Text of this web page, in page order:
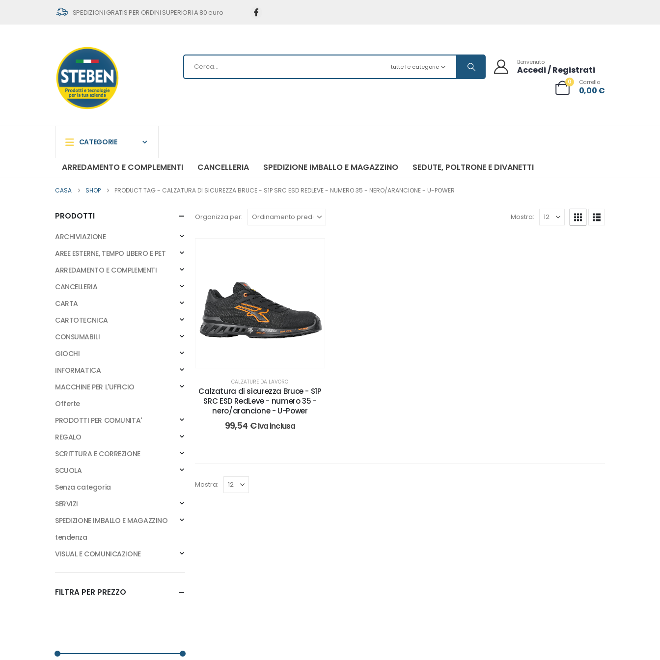
SPEDIZIONI GRATIS PER ORDINI SUPERIORI A 80 euro
tutte le categorie
Benvenuto
Accedi / Registrati
0 Carrello
0,00€
CATEGORIE
ARREDAMENTO E COMPLEMENTI CANCELLERIA SPEDIZIONE IMBALLO E MAGAZZINO SEDUTE, POLTRONE E DIVANETTI
CASA SHOP PRODUCT TAG - CALZATURA DI SICUREZZA BRUCE - S1P SRC ESD REDLEVE - NUMERO 35 - NERO/ARANCIONE - U-POWER
Organizza per: Mostra:
CALZATURE DA LAVORO
Calzatura di sicurezza Bruce - S1P
SRC ESD RedLeve - numero 35 -
nero/arancione - U-Power
99,54 €Iva inclusa
Mostra:
PRODOTTI
ARCHIVIAZIONE
AREE ESTERNE, TEMPO LIBERO E PET
ARREDAMENTO E COMPLEMENTI
CANCELLERIA
CARTA
CARTOTECNICA
CONSUMABILI
GIOCHI
INFORMATICA
MACCHINE PER L'UFFICIO
Offerte
PRODOTTI PER COMUNITA'
REGALO
SCRITTURA E CORREZIONE
SCUOLA
Senza categoria
SERVIZI
SPEDIZIONE IMBALLO E MAGAZZINO
tendenza
VISUAL E COMUNICAZIONE
FILTRA PER PREZZO